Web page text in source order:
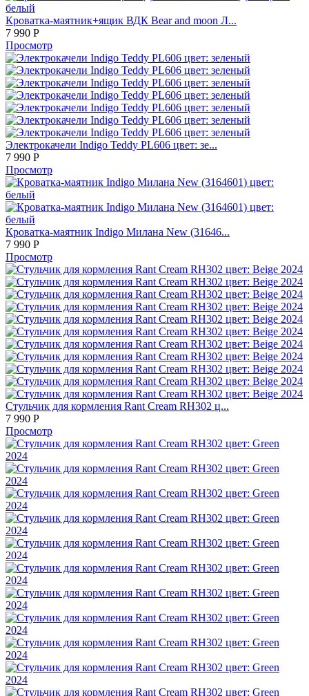
Кроватка-маятник+ящик ВДК Bear and moon Л...
7 990 Р
Просмотр
Электрокачели Indigo Teddy PL606 цвет: зе...
7 990 Р
Просмотр
Кроватка-маятник Indigo Милана New (31646...
7 990 Р
Просмотр
Стульчик для кормления Rant Cream RH302 ц...
7 990 Р
Просмотр